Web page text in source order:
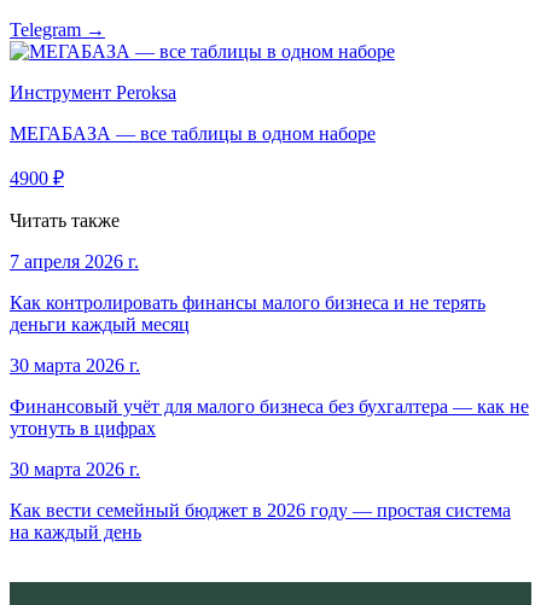
Telegram →
Инструмент Peroksa
МЕГАБАЗА — все таблицы в одном наборе
4900 ₽
Читать также
7 апреля 2026 г.
Как контролировать финансы малого бизнеса и не терять
деньги каждый месяц
30 марта 2026 г.
Финансовый учёт для малого бизнеса без бухгалтера — как не
утонуть в цифрах
30 марта 2026 г.
Как вести семейный бюджет в 2026 году — простая система
на каждый день